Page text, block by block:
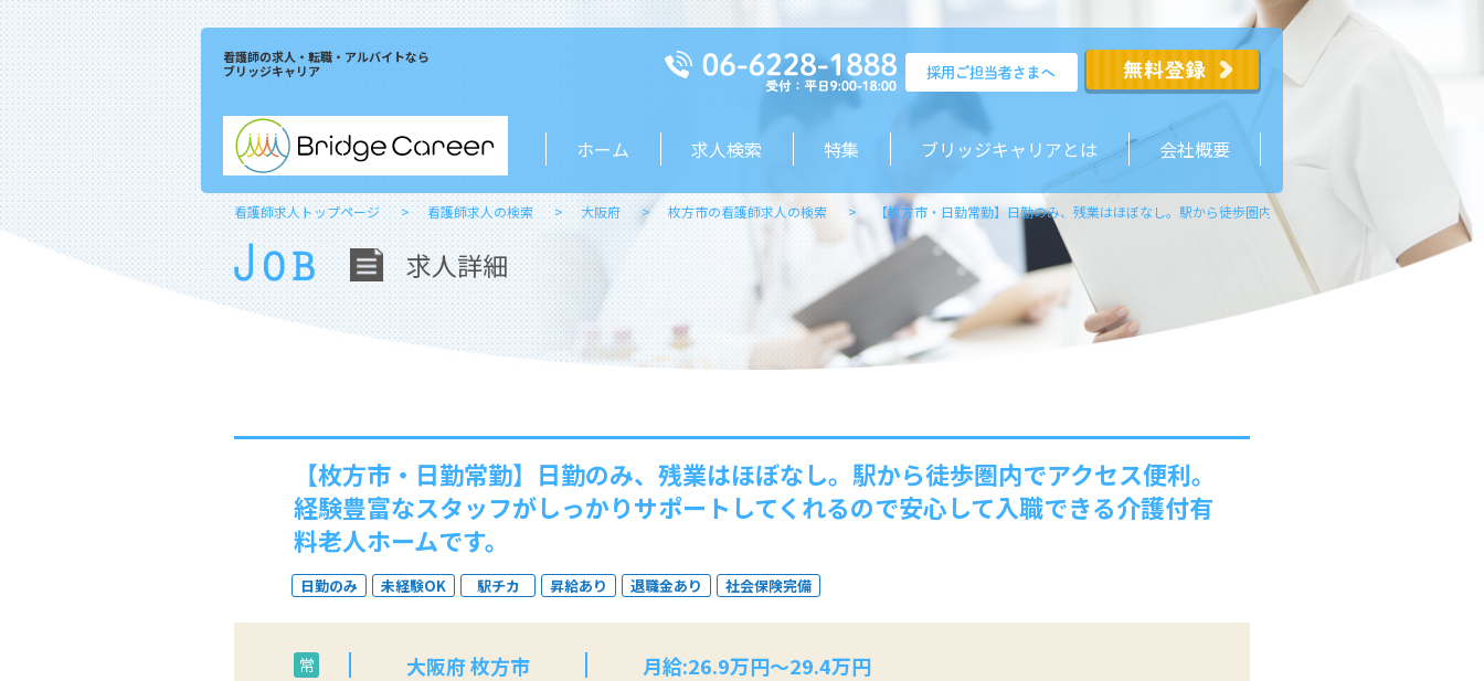
看護師の求人・転職・アルバイトなら
ブリッジキャリア
ホーム 求人検索 特集 ブリッジキャリアとは 会社概要
看護師求人トップページ 看護師求人の検索 大阪府 枚方市の看護師求人の検索 【枚方市・日勤常勤】日勤のみ、残業はほぼなし。駅から徒歩圏内でアクセス便利。経験豊富なス
求人詳細
【枚方市・日勤常勤】日勤のみ、残業はほぼなし。駅から徒歩圏内でアクセス便利。
経験豊富なスタッフがしっかりサポートしてくれるので安心して入職できる介護付有
料老人ホームです。
日勤のみ 未経験OK 駅チカ 昇給あり 退職金あり 社会保険完備
常 大阪府 枚方市 月給:26.9万円～29.4万円